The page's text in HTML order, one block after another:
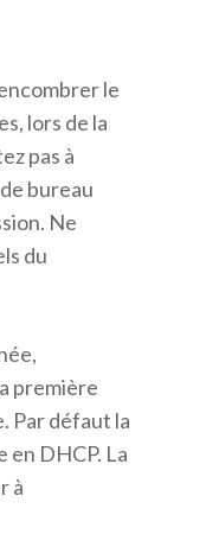
le
lors de la
pas à
bureau
Ne
du
première
Par défaut la
DHCP. La
à